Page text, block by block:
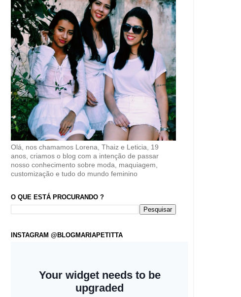
Olá, nos chamamos Lorena, Thaiz e Leticia, 19
anos, criamos o blog com a intenção de passar
nosso conhecimento sobre moda, maquiagem,
customização e tudo do mundo feminino
O QUE ESTÁ PROCURANDO ?
INSTAGRAM @BLOGMARIAPETITTA